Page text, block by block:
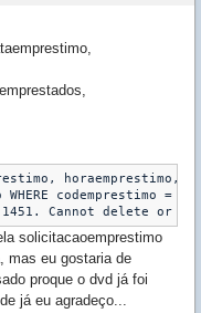
horaemprestimo,
WHERE codemprestimo =
Cannot delete or
solicitacaoemprestimo
mas eu gostaria de
proque o dvd já foi
já eu agradeço...